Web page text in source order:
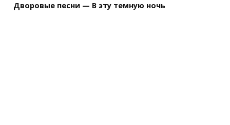
Дворовые песни — В эту темную ночь